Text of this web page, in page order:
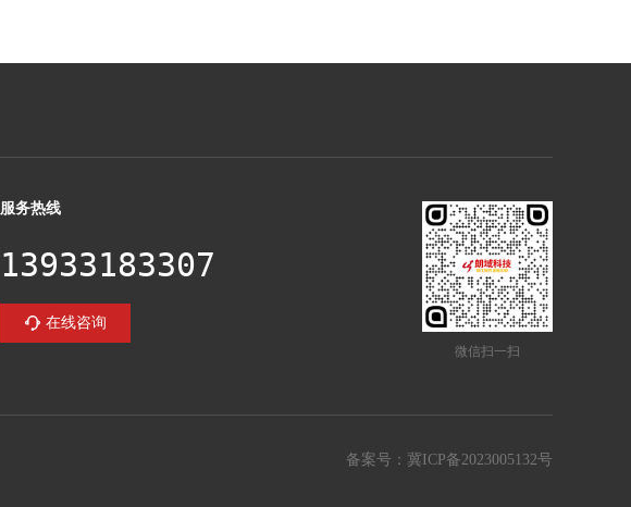
服务热线
13933183307
在线咨询
微信扫一扫
备案号： 冀ICP备2023005132号